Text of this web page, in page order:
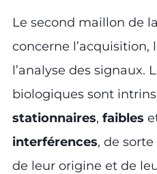
Le second maillon de
concerne
l’analyse des signaux.
biologiques sont
stationnaires, faibles
interférences, de
de leur origine et de